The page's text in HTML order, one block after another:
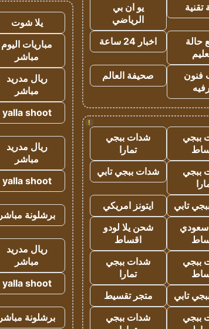
تقنية
يو ان بي
الرياضي
حالة
اخبار 24 ساعة
فنون
صحيفة العالم
!
ببجي
شدات ببجي
تمارا
ببجي
شدات ببجي تابي
تابي
ايتونز امريكي
سعودي
شحن يلا لودو
اقساط
ببجي
شدات ببجي
تمارا
تابي
متجر تقسيط
ببجي
شدات ببجي
يلا شوت
مباريات اليوم
مباشر
ريال مدريد
مباشر
yalla shoot
ريال مدريد
مباشر
yalla shoot
برشلونة مباشر
ريال مدريد
مباشر
yalla shoot
برشلونة مباشر